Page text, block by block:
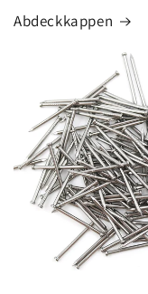
Abdeckkappen